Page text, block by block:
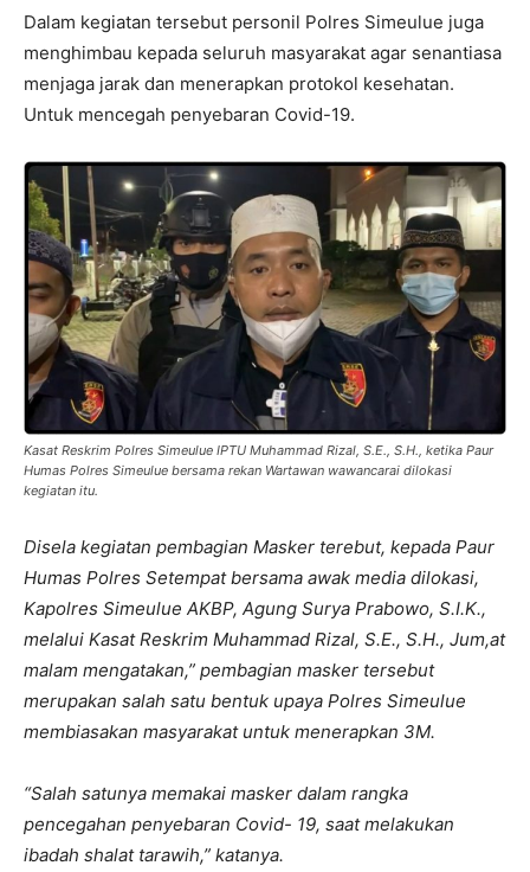
Dalam kegiatan tersebut personil Polres Simeulue juga
menghimbau kepada seluruh masyarakat agar senantiasa
menjaga jarak dan menerapkan protokol kesehatan.
Untuk mencegah penyebaran Covid-19.
Kasat Reskrim Polres Simeulue IPTU Muhammad Rizal, S.E., S.H., ketika Paur
Humas Polres Simeulue bersama rekan Wartawan wawancarai dilokasi
kegiatan itu.
Disela kegiatan pembagian Masker terebut, kepada Paur
Humas Polres Setempat bersama awak media dilokasi,
Kapolres Simeulue AKBP, Agung Surya Prabowo, S.I.K.,
melalui Kasat Reskrim Muhammad Rizal, S.E., S.H., Jum,at
malam mengatakan,” pembagian masker tersebut
merupakan salah satu bentuk upaya Polres Simeulue
membiasakan masyarakat untuk menerapkan 3M.
“Salah satunya memakai masker dalam rangka
pencegahan penyebaran Covid- 19, saat melakukan
ibadah shalat tarawih,” katanya.